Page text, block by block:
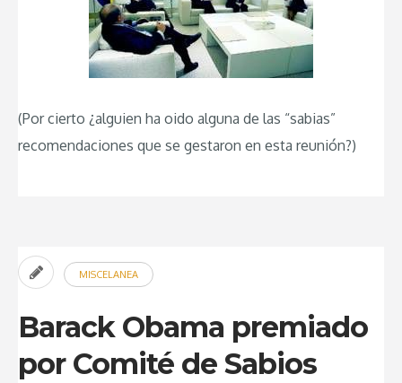
(Por cierto ¿alguien ha oido alguna de las “sabias”
recomendaciones que se gestaron en esta reunión?)
MISCELANEA
Barack Obama premiado
por Comité de Sabios